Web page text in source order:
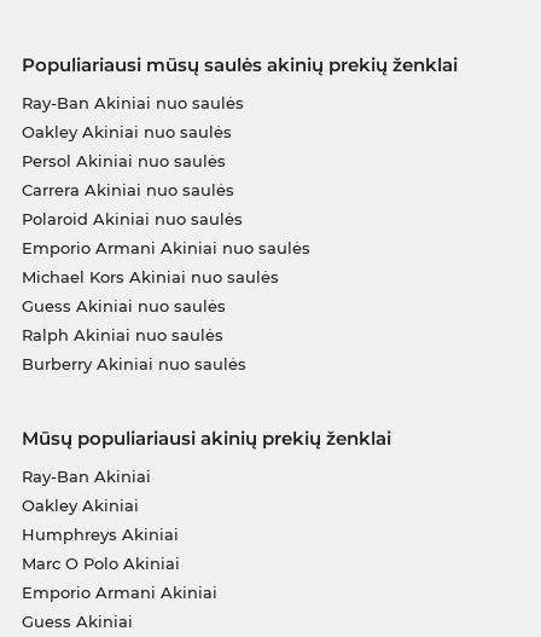
Populiariausi mūsų saulės akinių prekių ženklai
Ray-Ban Akiniai nuo saulės
Oakley Akiniai nuo saulės
Persol Akiniai nuo saulės
Carrera Akiniai nuo saulės
Polaroid Akiniai nuo saulės
Emporio Armani Akiniai nuo saulės
Michael Kors Akiniai nuo saulės
Guess Akiniai nuo saulės
Ralph Akiniai nuo saulės
Burberry Akiniai nuo saulės
Mūsų populiariausi akinių prekių ženklai
Ray-Ban Akiniai
Oakley Akiniai
Humphreys Akiniai
Marc O Polo Akiniai
Emporio Armani Akiniai
Guess Akiniai